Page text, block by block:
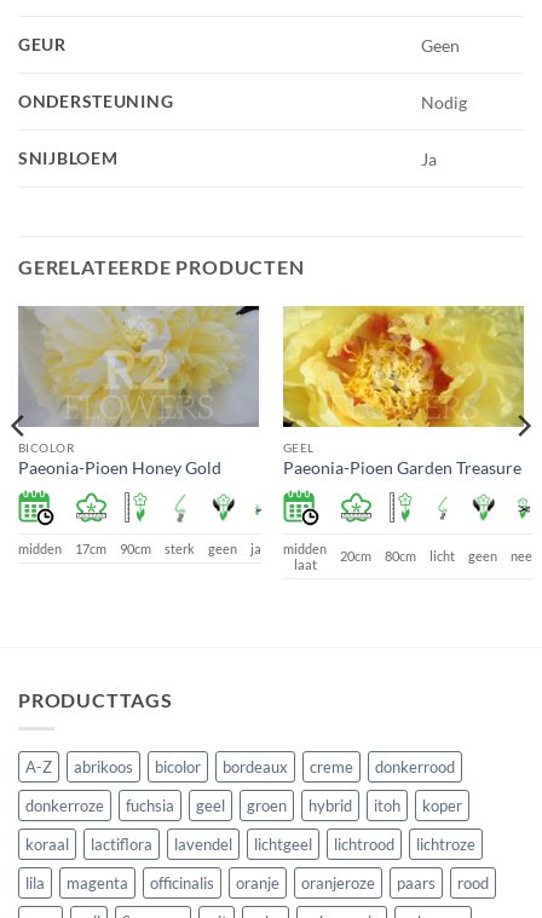
GEUR Geen
ONDERSTEUNING Nodig
SNIJBLOEM Ja
GERELATEERDE PRODUCTEN
BICOLOR
Paeonia-Pioen Honey Gold
midden 17cm 90cm sterk geen ja
GEEL
Paeonia-Pioen Garden Treasure
midden
laat
20cm 80cm licht geen nee
PRODUCTTAGS
A-Z abrikoos bicolor bordeaux creme
donkerrood
donkerroze
fuchsia geel groen hybrid itoh
koper
koraal
lactiflora lavendel lichtgeel lichtrood
lichtroze
lila
magenta officinalis oranje oranjeroze paars
rood